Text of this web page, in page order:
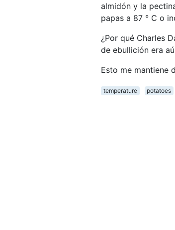
almidón y la
papas a 87 ° C o
¿Por qué Charles
de ebullición era
Esto me mantiene
temperature potatoes